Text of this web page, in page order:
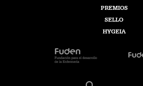
PREMIOS
SELLO
HYGEIA